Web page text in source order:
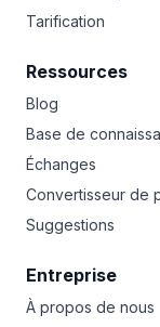
Tarification
Ressources
Blog
Base de
Échanges
Convertisseur de
Suggestions
Entreprise
À propos de nous